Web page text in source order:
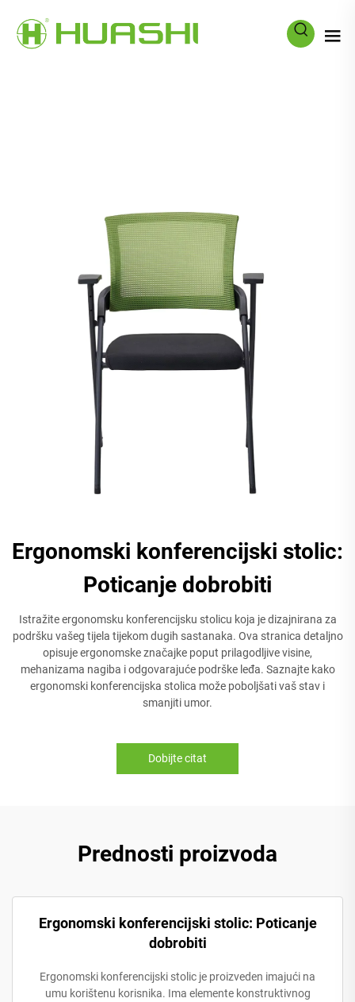
Ergonomski konferencijski stolic:
Poticanje dobrobiti
Istražite ergonomsku konferencijsku stolicu koja je dizajnirana za
podršku vašeg tijela tijekom dugih sastanaka. Ova stranica detaljno
opisuje ergonomske značajke poput prilagodljive visine,
mehanizama nagiba i odgovarajuće podrške leđa. Saznajte kako
ergonomski konferencijska stolica može poboljšati vaš stav i
smanjiti umor.
Dobijte citat
Prednosti proizvoda
Ergonomski konferencijski stolic: Poticanje
dobrobiti
Ergonomski konferencijski stolic je proizveden imajući na
umu korištenu korisnika. Ima elemente konstruktivnog